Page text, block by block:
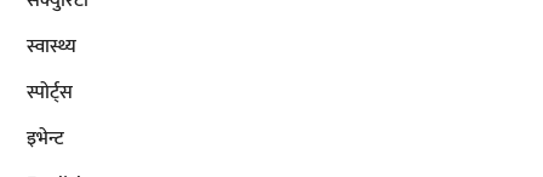
स्वास्थ्य
स्पोर्ट्स
इभेन्ट